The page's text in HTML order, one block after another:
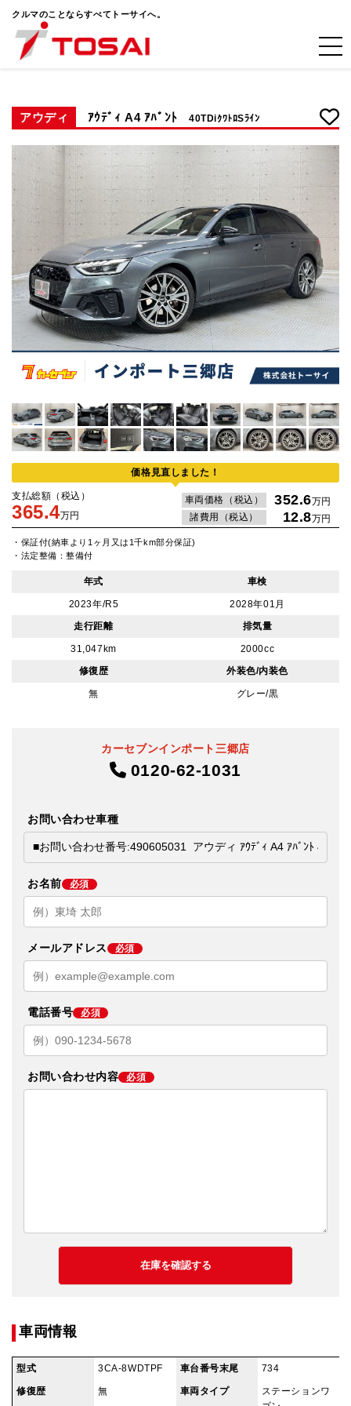
クルマのことならすべてトーサイへ。
アウディ ｱｳﾃﾞｨ A4 ｱﾊﾞﾝﾄ 40TDiｸﾜﾄﾛSﾗｲﾝ
価格見直しました！
支払総額（税込）
365.4万円
車両価格（税込） 352.6万円
諸費用（税込）
12.8万円
・保証付(納車より1ヶ月又は1千km部分保証)
・法定整備：整備付
年式 車検
2023年/R5
2028年01月
走行距離
排気量
31,047km
2000cc
修復歴
外装色/内装色
無 グレー/黒
カーセブンインポート三郷店
0120-62-1031
お問い合わせ車種
お名前 必須
メールアドレス 必須
電話番号 必須
お問い合わせ内容 必須
車両情報
型式 3CA-8WDTPF 車台番号末尾 734
修復歴 無 車両タイプ
ステーションワ